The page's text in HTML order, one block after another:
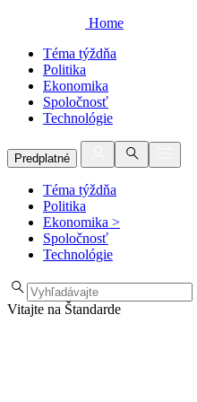
Home
Téma týždňa
Politika
Ekonomika
Spoločnosť
Technológie
Predplatné
Téma týždňa
Politika
Ekonomika >
Spoločnosť
Technológie
Vitajte na Štandarde